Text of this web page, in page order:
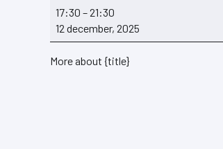
Kl.
17:30-
21:30
17:30 –21:30
12 december, 2025
More about {title}